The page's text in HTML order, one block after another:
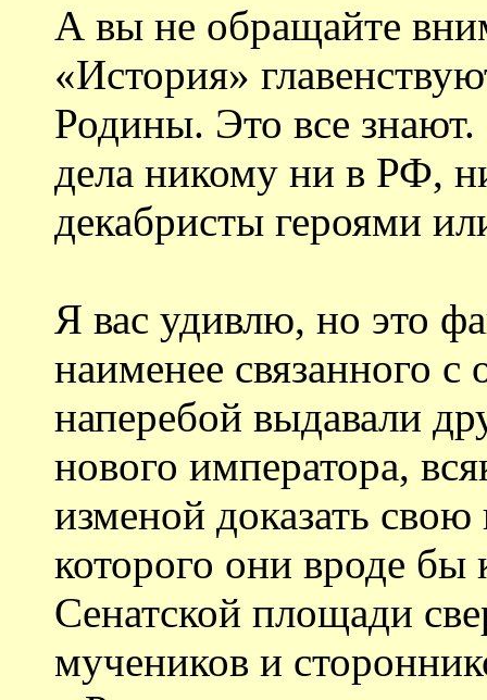
А вы не обращайте
«История»
Родины. Это все
дела никому ни в РФ,
декабристы героями
Я вас удивлю, но это
наименее связанного
наперебой выдавали
нового императора,
изменой доказать
которого они вроде бы
Сенатской площади
мучеников и